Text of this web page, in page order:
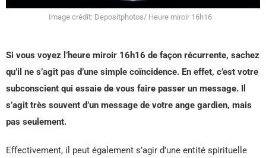
Image crédit: Depositphotos/ Heure miroir 16h16
Si vous voyez l’heure miroir 16h16 de façon récurrente, sachez
qu’il ne s’agit pas d’une simple coïncidence. En effet, c’est votre
subconscient qui essaie de vous faire passer un message. Il
s’agit très souvent d’un message de votre ange gardien, mais
pas seulement.
Effectivement, il peut également s’agir d’une entité spirituelle